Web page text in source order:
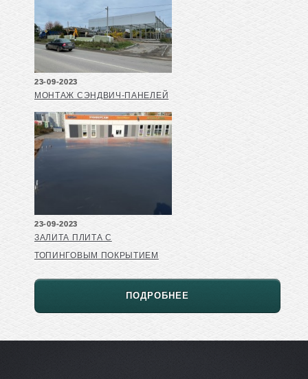
23-09-2023
МОНТАЖ СЭНДВИЧ-ПАНЕЛЕЙ
23-09-2023
ЗАЛИТА ПЛИТА С
ТОПИНГОВЫМ ПОКРЫТИЕМ
ПОДРОБНЕЕ